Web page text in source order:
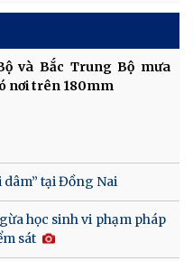
và Bắc Trung Bộ mưa
nơi trên 180mm
dâm” tại Đồng Nai
học sinh vi phạm pháp
sát